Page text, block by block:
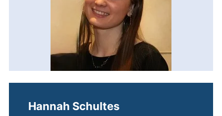
Hannah Schultes